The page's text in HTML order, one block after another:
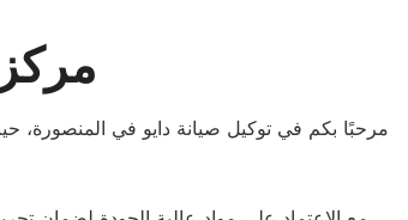
مرحبًا بكم في توكيل صيانة دايو في المنصورة،